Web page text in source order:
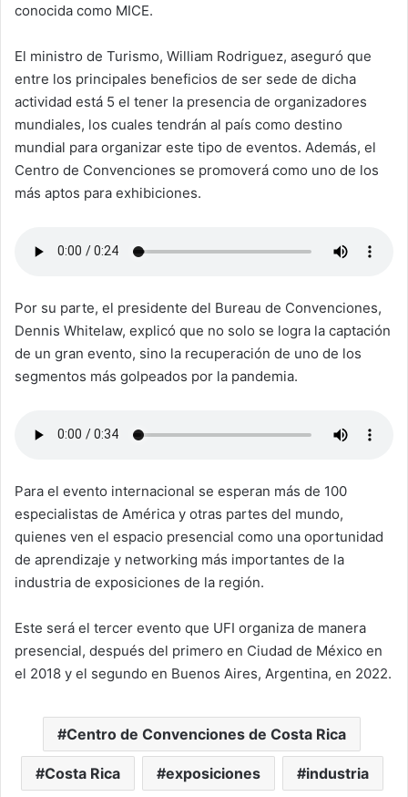
conocida como MICE.
El ministro de Turismo, William Rodriguez, aseguró que
entre los principales beneficios de ser sede de dicha
actividad está 5 el tener la presencia de organizadores
mundiales, los cuales tendrán al país como destino
mundial para organizar este tipo de eventos. Además, el
Centro de Convenciones se promoverá como uno de los
más aptos para exhibiciones.
Por su parte, el presidente del Bureau de Convenciones,
Dennis Whitelaw, explicó que no solo se logra la captación
de un gran evento, sino la recuperación de uno de los
segmentos más golpeados por la pandemia.
Para el evento internacional se esperan más de 100
especialistas de América y otras partes del mundo,
quienes ven el espacio presencial como una oportunidad
de aprendizaje y networking más importantes de la
industria de exposiciones de la región.
Este será el tercer evento que UFI organiza de manera
presencial, después del primero en Ciudad de México en
el 2018 y el segundo en Buenos Aires, Argentina, en 2022.
Centro de Convenciones de Costa Rica
Costa Rica exposiciones industria